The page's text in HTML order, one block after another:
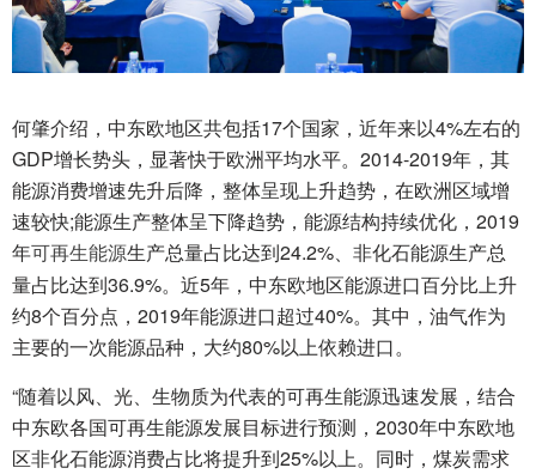
何肇介绍，中东欧地区共包括17个国家，近年来以4%左右的
GDP增长势头，显著快于欧洲平均水平。2014-2019年，其
能源消费增速先升后降，整体呈现上升趋势，在欧洲区域增
速较快;能源生产整体呈下降趋势，能源结构持续优化，2019
年可再生能源生产总量占比达到24.2%、非化石能源生产总
量占比达到36.9%。近5年，中东欧地区能源进口百分比上升
约8个百分点，2019年能源进口超过40%。其中，油气作为
主要的一次能源品种，大约80%以上依赖进口。
“随着以风、光、生物质为代表的可再生能源迅速发展，结合
中东欧各国可再生能源发展目标进行预测，2030年中东欧地
区非化石能源消费占比将提升到25%以上。同时，煤炭需求